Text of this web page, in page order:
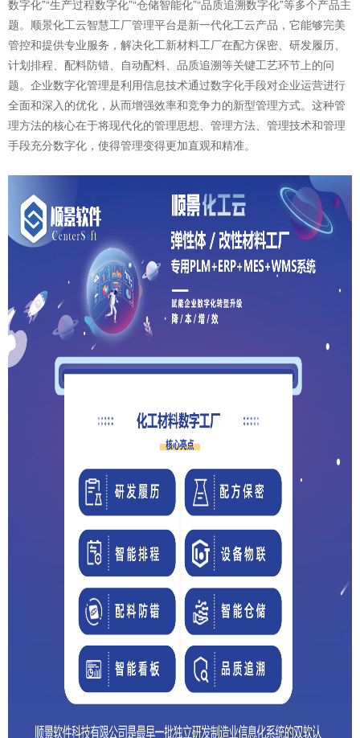
数字化”“生产过程数字化”“仓储智能化”“品质追溯数字化”等多个产品主
题。顺景化工云智慧工厂管理平台是新一代化工云产品，它能够完美
管控和提供专业服务，解决化工新材料工厂在配方保密、研发履历、
计划排程、配料防错、自动配料、品质追溯等关键工艺环节上的问
题。企业数字化管理是利用信息技术通过数字化手段对企业运营进行
全面和深入的优化，从而增强效率和竞争力的新型管理方式。这种管
理方法的核心在于将现代化的管理思想、管理方法、管理技术和管理
手段充分数字化，使得管理变得更加直观和精准。